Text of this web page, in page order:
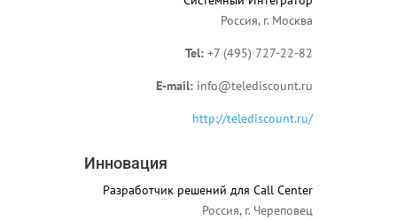
Россия, г. Москва
Tel: +7 (495) 727-22-82
E-mail: info@telediscount.ru
http://telediscount.ru/
Инновация
Разработчик решений для Call Center
Россия, г. Череповец